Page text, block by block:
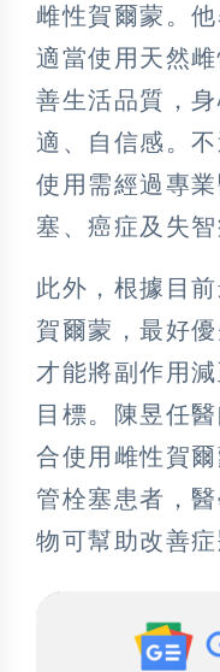
雌性賀爾蒙。
適當使用天然
善生活品質，
適、自信感。
使用需經過專
塞、癌症及失智
此外，根據目
賀爾蒙，最好
才能將副作用
目標。陳昱任
合使用雌性賀
管栓塞患者，
物可幫助改善症